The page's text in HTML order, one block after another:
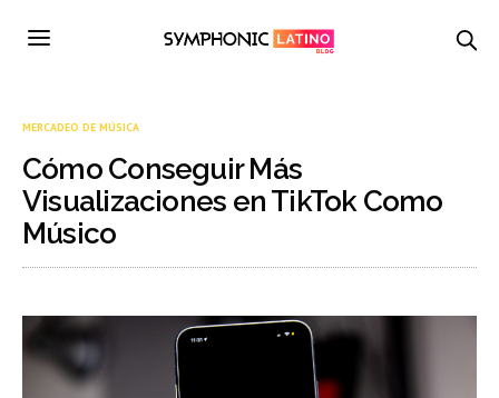
MERCADEO DE MÚSICA
Cómo Conseguir Más
Visualizaciones en TikTok Como
Músico